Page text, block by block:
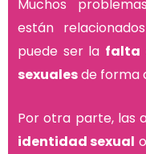
Muchos
están
puede ser la falta
sexualesde forma
Por otra parte, las
identidad sexual